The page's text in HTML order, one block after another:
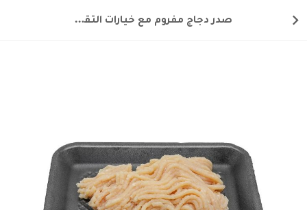
صدر دجاج مفروم مع خيارات التقطيع وسط 250 غ